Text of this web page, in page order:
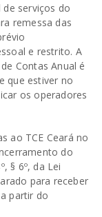
serviços do
remessa das
e restrito. A
Contas Anual é
que estiver no
os operadores
ao TCE Ceará no
do
§ 6º, da Lei
para receber
partir do